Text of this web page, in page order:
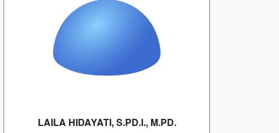
LAILA HIDAYATI, S.PD.I., M.PD.